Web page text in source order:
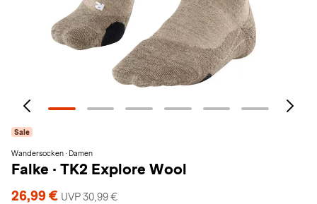
Sale
Wandersocken · Damen
Falke · TK2 Explore Wool
26,99 € UVP 30,99 €